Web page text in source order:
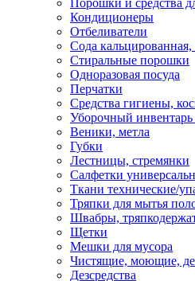
Порошки и средства
Кондиционеры
Отбеливатели
Сода кальцированная,
Стиральные порошки
Одноразовая посуда
Перчатки
Средства гигиены,
Уборочный
Веники, метла
Губки
Лестницы, стремянки
Салфетки
Ткани технические/
Тряпки для мытья
Швабры,
Щетки
Мешки для мусора
Чистящие, моющие,
Дезсредства